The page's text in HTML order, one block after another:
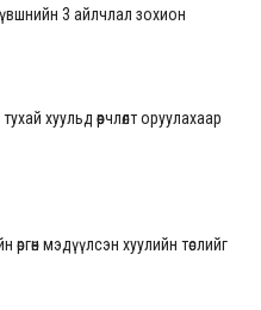
3 айлчлал зохион
хуульд өөрчлөлт оруулахаар
өргөн мэдүүлсэн хуулийн төслийг